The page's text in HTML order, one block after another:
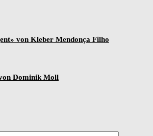
von Kleber Mendonça Filho
Dominik Moll